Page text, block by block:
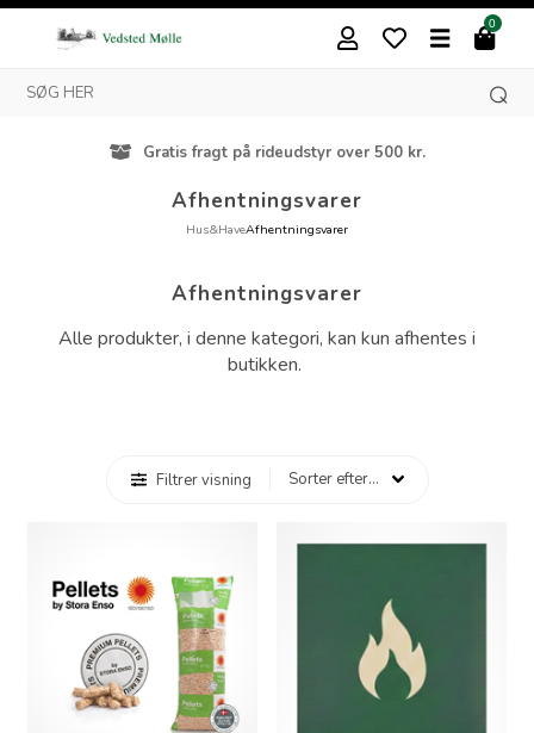
0
Gratis fragt på rideudstyr over 500 kr.
Afhentningsvarer
Hus&HaveAfhentningsvarer
Afhentningsvarer
Alle produkter, i denne kategori, kan kun afhentes i
butikken.
Filtrer visning